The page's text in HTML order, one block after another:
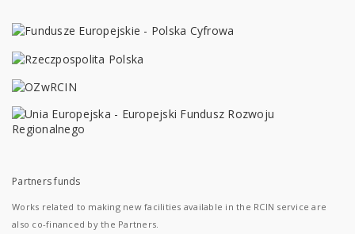
Partners funds
Works related to making new facilities available in the RCIN service are
also co-financed by the Partners.